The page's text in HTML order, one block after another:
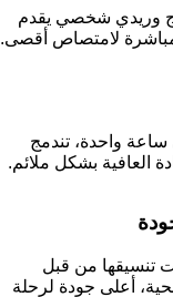
وريدي شخصي يقدم
مباشرة لامتصاص أقصى.
واحدة، تندمج
العافية بشكل ملائم.
تنسيقها من قبل
أعلى جودة لرحلة